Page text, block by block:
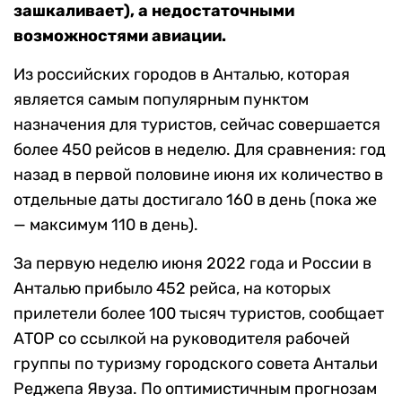
зашкаливает), а недостаточными
возможностями авиации.
Из российских городов в Анталью, которая
является самым популярным пунктом
назначения для туристов, сейчас совершается
более 450 рейсов в неделю. Для сравнения: год
назад в первой половине июня их количество в
отдельные даты достигало 160 в день (пока же
— максимум 110 в день).
За первую неделю июня 2022 года и России в
Анталью прибыло 452 рейса, на которых
прилетели более 100 тысяч туристов, сообщает
АТОР со ссылкой на руководителя рабочей
группы по туризму городского совета Антальи
Реджепа Явуза. По оптимистичным прогнозам